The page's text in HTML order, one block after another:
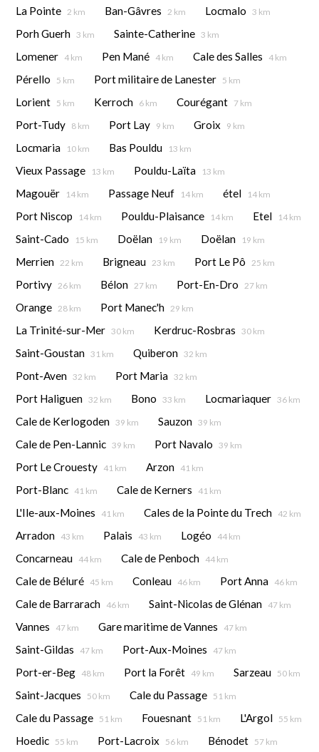
La Pointe 2 km Ban-Gâvres 2 km Locmalo 3 km
Porh Guerh 3 km Sainte-Catherine 3 km
Lomener 4 km Pen Mané 4 km Cale des Salles 4 km
Pérello 5 km Port militaire de Lanester 5 km
Lorient 5 km Kerroch 6 km Courégant 7 km
Port-Tudy 8 km Port Lay 9 km Groix 9 km
Locmaria 10 km Bas Pouldu 13 km
Vieux Passage 13 km Pouldu-Laïta 13 km
Magouër 14 km Passage Neuf 14 km étel 14 km
Port Niscop 14 km Pouldu-Plaisance 14 km Etel 14 km
Saint-Cado 15 km Doëlan 19 km Doëlan 19 km
Merrien 22 km Brigneau 23 km Port Le Pô 25 km
Portivy 26 km Bélon 27 km Port-En-Dro 27 km
Orange 28 km Port Manec'h 29 km
La Trinité-sur-Mer 30 km Kerdruc-Rosbras 30 km
Saint-Goustan 31 km Quiberon 32 km
Pont-Aven 32 km Port Maria 32 km
Port Haliguen 32 km Bono 33 km Locmariaquer 36 km
Cale de Kerlogoden 39 km Sauzon 39 km
Cale de Pen-Lannic 39 km Port Navalo 39 km
Port Le Crouesty 41 km Arzon 41 km
Port-Blanc 41 km Cale de Kerners 41 km
L'Ile-aux-Moines 41 km Cales de la Pointe du Trech 42 km
Arradon 43 km Palais 43 km Logéo 44 km
Concarneau 44 km Cale de Penboch 44 km
Cale de Béluré 45 km Conleau 46 km Port Anna 46 km
Cale de Barrarach 46 km Saint-Nicolas de Glénan 47 km
Vannes 47 km Gare maritime de Vannes 47 km
Saint-Gildas 47 km Port-Aux-Moines 47 km
Port-er-Beg 48 km Port la Forêt 49 km Sarzeau 50 km
Saint-Jacques 50 km Cale du Passage 51 km
Cale du Passage 51 km Fouesnant 51 km L'Argol 55 km
Hoedic 55 km Port-Lacroix 56 km Bénodet 57 km